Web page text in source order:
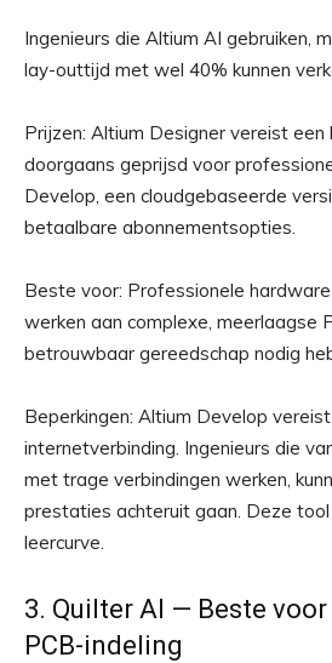
Ingenieurs die Altium AI gebruiken,
lay-outtijd met wel 40% kunnen
Prijzen: Altium Designer vereist een
doorgaans geprijsd voor
Develop, een cloudgebaseerde
betaalbare abonnementsopties.
Beste voor: Professionele
werken aan complexe, meerlaagse
betrouwbaar gereedschap nodig
Beperkingen: Altium Develop
internetverbinding. Ingenieurs die
met trage verbindingen werken,
prestaties achteruit gaan. Deze
leercurve.
3. Quilter AI — Beste
PCB-indeling